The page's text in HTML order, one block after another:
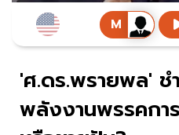
'ศ.ดร.พรายพล' ช
พลังงานพรรคกา